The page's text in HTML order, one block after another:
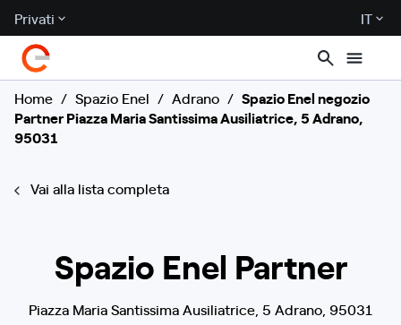
Privati IT
Home / Spazio Enel / Adrano / Spazio Enel negozio
Partner Piazza Maria Santissima Ausiliatrice, 5 Adrano,
95031
Vai alla lista completa
Spazio Enel Partner
Piazza Maria Santissima Ausiliatrice, 5 Adrano, 95031